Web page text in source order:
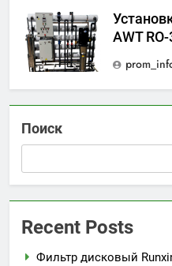
AWT
Поиск
Recent Posts
Фильтр дисковый